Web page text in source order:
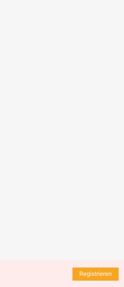
Registrieren